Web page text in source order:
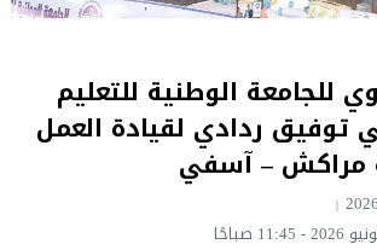
للجامعة الوطنية للتعليم
توفيق ردادي لقيادة العمل
مراكش – آسفي